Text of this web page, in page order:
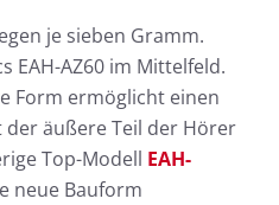
je sieben Gramm.
EAH-AZ60 im Mittelfeld.
Form ermöglicht einen
äußere Teil der Hörer
Top-Modell EAH-
neue Bauform